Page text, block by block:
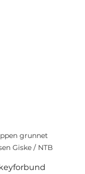
grunnet
Giske / NTB